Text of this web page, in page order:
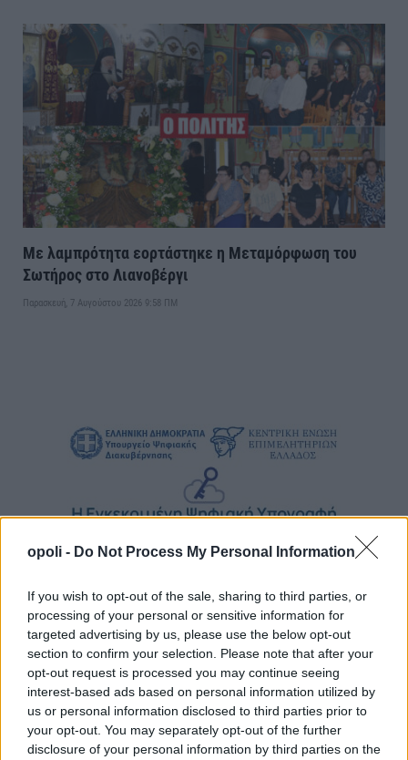
opoli - Do Not Process My Personal Information
If you wish to opt-out of the sale, sharing to third parties, or
processing of your personal or sensitive information for
targeted advertising by us, please use the below opt-out
section to confirm your selection. Please note that after your
opt-out request is processed you may continue seeing
interest-based ads based on personal information utilized by
us or personal information disclosed to third parties prior to
your opt-out. You may separately opt-out of the further
disclosure of your personal information by third parties on the
Με λαμπρότητα εορτάστηκε η Μεταμόρφωση του
Σωτήρος στο Λιανοβέργι
Παρασκευή, 7 Αυγούστου 2026 9:58 ΠΜ